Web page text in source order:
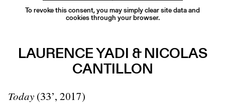
To revoke this consent, you may simply clear site data and
cookies through your browser.
LAURENCE YADI & NICOLAS
CANTILLON
Today (33’, 2017)